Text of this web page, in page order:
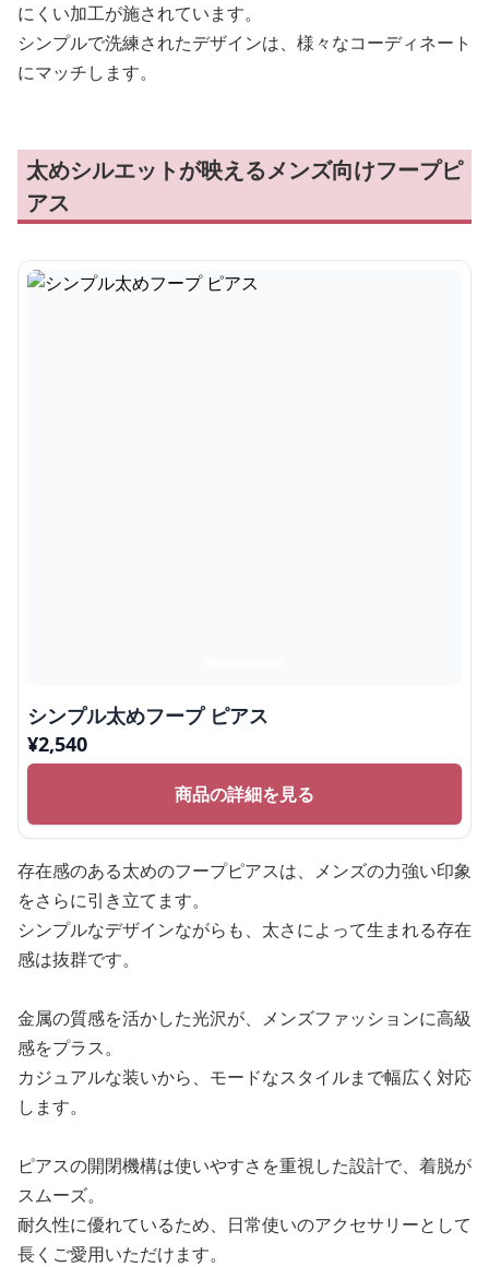
にくい加工が施されています。
シンプルで洗練されたデザインは、様々なコーディネート
にマッチします。
太めシルエットが映えるメンズ向けフープピ
アス
シンプル太めフープ ピアス
¥2,540
商品の詳細を見る
存在感のある太めのフープピアスは、メンズの力強い印象
をさらに引き立てます。
シンプルなデザインながらも、太さによって生まれる存在
感は抜群です。
金属の質感を活かした光沢が、メンズファッションに高級
感をプラス。
カジュアルな装いから、モードなスタイルまで幅広く対応
します。
ピアスの開閉機構は使いやすさを重視した設計で、着脱が
スムーズ。
耐久性に優れているため、日常使いのアクセサリーとして
長くご愛用いただけます。